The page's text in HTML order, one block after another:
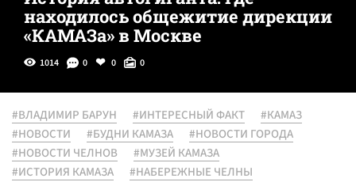
находилось общежитие дирекции
«КАМАЗа» в Москве
1014 0 0 0
#ВЛАДИМИР БАРУН #ИНТЕРЕСНЫЙ ФАКТ
#КАМАЗ
#НОВОСТИ
#БУДНИ КАМАЗА
#НОВОСТИ ГОРОДА
#НОВОСТИ ЧЕЛНОВ
#МУЗЕЙ КАМАЗА
#ИСТОРИЯ КАМАЗА
#НАБЕРЕЖНЫЕ ЧЕЛНЫ